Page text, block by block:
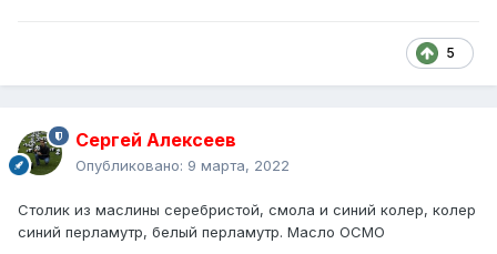
5
Сергей Алексеев
Опубликовано: 9 марта, 2022
Столик из маслины серебристой, смола и синий колер, колер
синий перламутр, белый перламутр. Масло ОСМО